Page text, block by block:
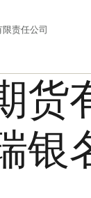
责任公司
货
银